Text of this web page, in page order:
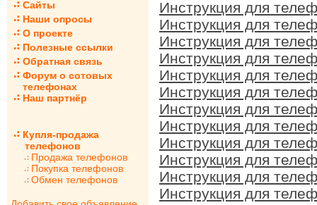
Сайты
Наши опросы
О проекте
Полезные ссылки
Обратная связь
Форум о сотовых
телефонах
Наш партнёр
Купля-продажа
телефонов
Продажа телефонов
Покупка телефонов
Обмен телефонов
Инструкция для
Инструкция для
Инструкция для
Инструкция для
Инструкция для
Инструкция для
Инструкция для
Инструкция для
Инструкция для
Инструкция для
Инструкция для
Инструкция для